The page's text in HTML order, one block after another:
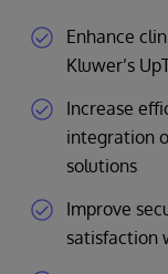
Enhance
Kluwer’s
Increase
integration
solutions
Improve
satisfaction